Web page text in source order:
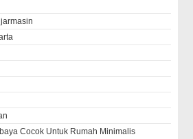
Cocok Untuk Rumah Minimalis